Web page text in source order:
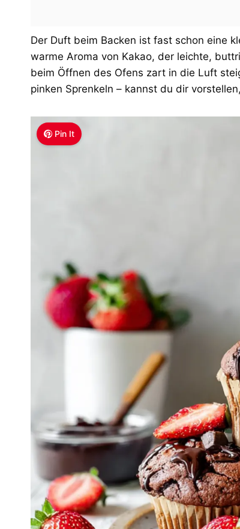
Der Duft beim Backen ist fast schon eine
warme Aroma von Kakao, der leichte,
beim Öffnen des Ofens zart in die Luft
pinken Sprenkeln – kannst du dir
Pin It